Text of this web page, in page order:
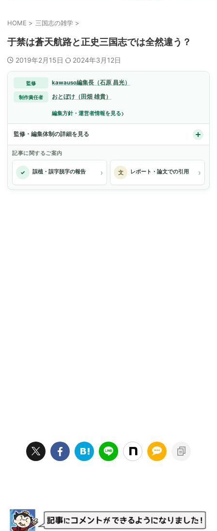
HOME > 三国志の雑学 >
于禁は蒼天航路と正史三国志では全然違う？
2019年2月15日 2024年3月12日
監修 kawauso編集長（石原 昌光）
制作責任者 おとぼけ（田畑 雄貴）
編集方針・運営者情報を見る›
監修・編集体制の詳細を見る
記事に関するご案内
✓ 誤植・誤字脱字の報告 › 文 レポート・論文での引用 ›